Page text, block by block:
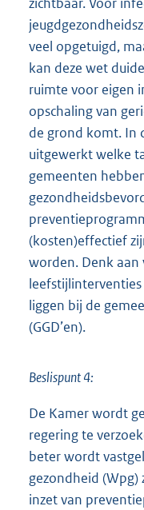
veel opgetuigd,
kan deze wet
ruimte voor eigen
opschaling van
de grond komt. In
uitgewerkt welke
gemeenten
(kosten)effectief
worden. Denk aan
leefstijlinterventies
liggen bij de
(GGD’en).
Beslispunt 4:
De Kamer wordt
regering te
beter wordt
gezondheid
inzet van